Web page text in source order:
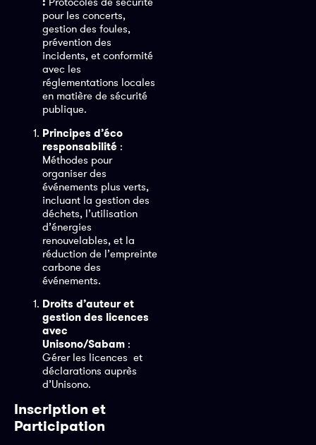
pour les concerts,
gestion des foules,
prévention des
incidents, et conformité
avec les
réglementations locales
en matière de sécurité
publique.
Principes d’éco
responsabilité :
Méthodes pour
organiser des
événements plus verts,
incluant la gestion des
déchets, l’utilisation
d’énergies
renouvelables, et la
réduction de l’empreinte
carbone des
événements.
Droits d’auteur et
gestion des licences
avec
Unisono/Sabam :
Gérer les licences et
déclarations auprès
d’Unisono.
Inscription et
Participation